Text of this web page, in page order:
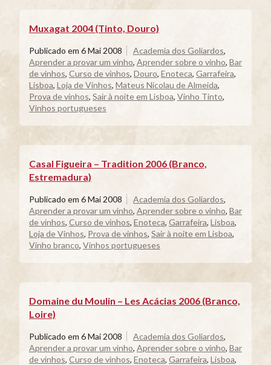
Muxagat 2004 (Tinto, Douro)
Publicado em 6 Mai 2008 Academia dos Goliardos,
Aprender a provar um vinho, Aprender sobre o vinho, Bar
de vinhos, Curso de vinhos, Douro, Enoteca, Garrafeira,
Lisboa, Loja de Vinhos, Mateus Nicolau de Almeida,
Prova de vinhos, Sair à noite em Lisboa, Vinho Tinto,
Vinhos portugueses
Casal Figueira – Tradition 2006 (Branco,
Estremadura)
Publicado em 6 Mai 2008 Academia dos Goliardos,
Aprender a provar um vinho, Aprender sobre o vinho, Bar
de vinhos, Curso de vinhos, Enoteca, Garrafeira, Lisboa,
Loja de Vinhos, Prova de vinhos, Sair à noite em Lisboa,
Vinho branco, Vinhos portugueses
Domaine du Moulin – Les Acácias 2006 (Branco,
Loire)
Publicado em 6 Mai 2008 Academia dos Goliardos,
Aprender a provar um vinho, Aprender sobre o vinho, Bar
de vinhos, Curso de vinhos, Enoteca, Garrafeira, Lisboa,